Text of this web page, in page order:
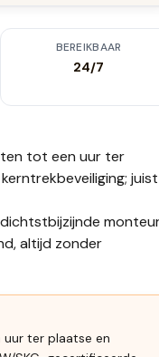
BEREIKBAAR
24/7
tot een uur ter
juist
altijd zonder
uur ter plaatse en